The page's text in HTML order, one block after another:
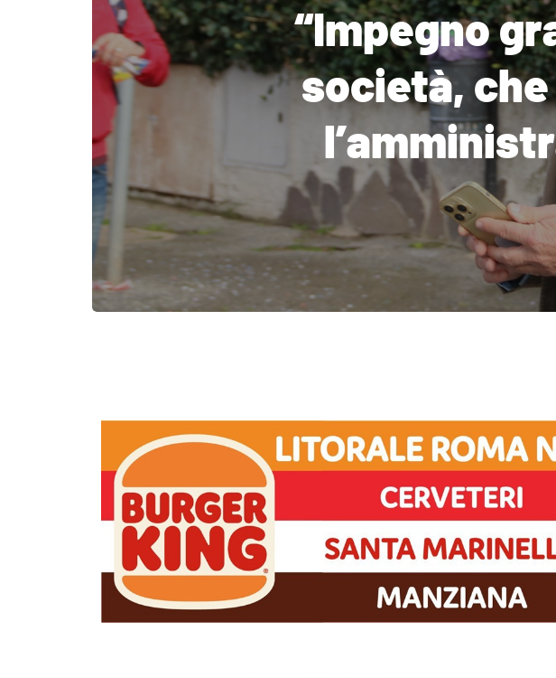
“Impegno
società,